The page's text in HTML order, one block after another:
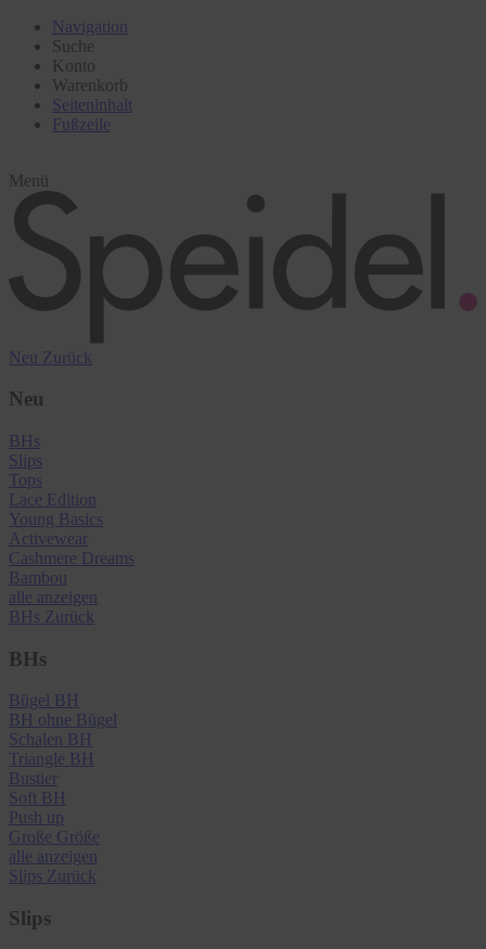
Navigation
Suche
Konto
Warenkorb
Seiteninhalt
Fußzeile
Menü
Neu Zurück
Neu
BHs
Slips
Tops
Lace Edition
Young Basics
Activewear
Cashmere Dreams
Bambou
alle anzeigen
BHs Zurück
BHs
Bügel BH
BH ohne Bügel
Schalen BH
Triangle BH
Bustier
Soft BH
Push up
Große Größe
alle anzeigen
Slips Zurück
Slips